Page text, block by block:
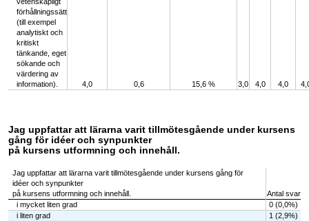
förhållningssätt
(till exempel
analytiskt och
kritiskt
tänkande, eget
sökande och
värdering av
information).
4,0 0,6 15,6 % 3,0 4,0 4,0
Jag uppfattar att lärarna varit tillmötesgående under kursens
gång för idéer och synpunkter
på kursens utformning och innehåll.
Jag uppfattar att lärarna varit tillmötesgående under kursens gång för
idéer och synpunkter
på kursens utformning och innehåll.
Antal svar
i mycket liten grad
0 (0,0%)
i liten grad
1 (2,9%)